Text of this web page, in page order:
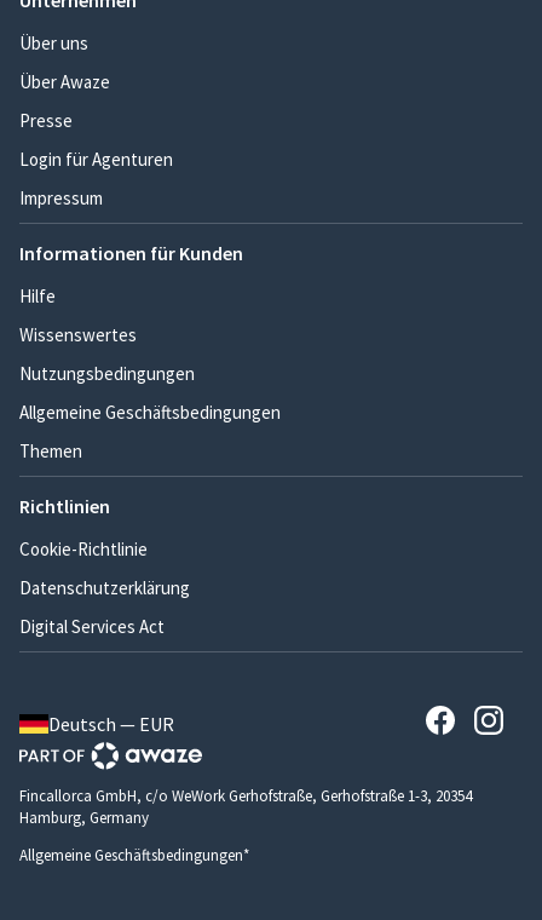
Über uns
Über Awaze
Presse
Login für Agenturen
Impressum
Informationen für Kunden
Hilfe
Wissenswertes
Nutzungsbedingungen
Allgemeine Geschäftsbedingungen
Themen
Richtlinien
Cookie-Richtlinie
Datenschutzerklärung
Digital Services Act
Deutsch — EUR
Fincallorca GmbH, c/o WeWork Gerhofstraße, Gerhofstraße 1-3, 20354
Hamburg, Germany
Allgemeine Geschäftsbedingungen*